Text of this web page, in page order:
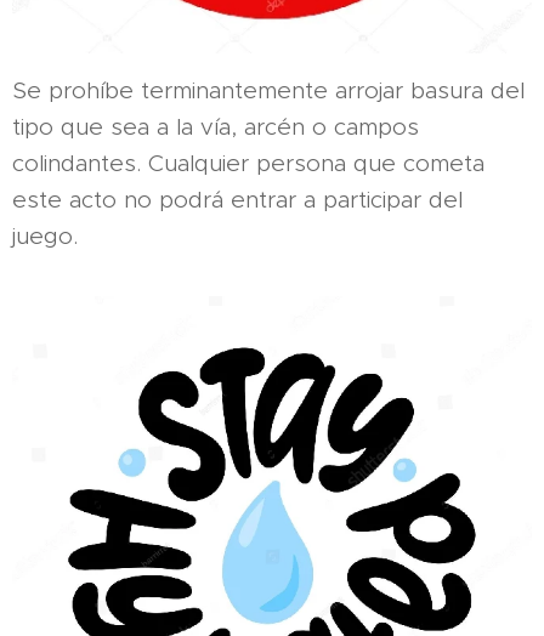
Se prohíbe terminantemente arrojar basura del
tipo que sea a la vía, arcén o campos
colindantes. Cualquier persona que cometa
este acto no podrá entrar a participar del
juego.